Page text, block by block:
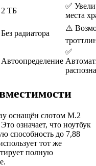
2 ТБ
✅
места
Без радиатора
⚠️
Автоопределение
✅
оснащён слотом M.2
означает, что ноутбук
способность до 7,88
тот же
полную